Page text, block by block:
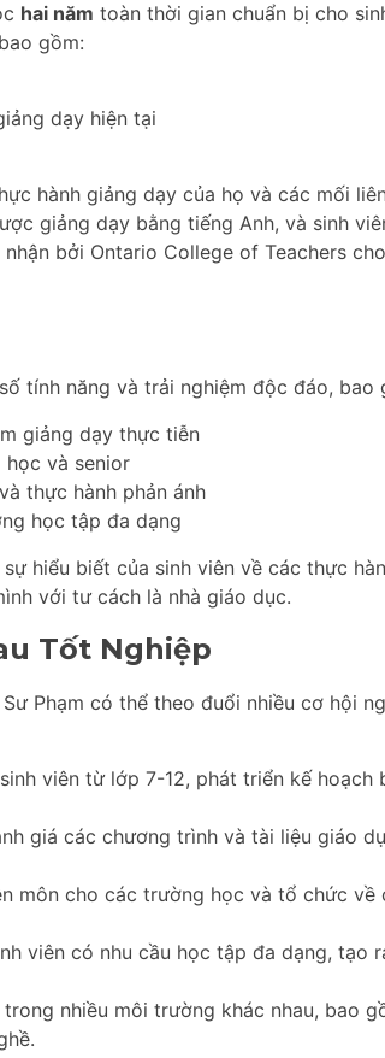
hai năm toàn thời gian chuẩn bị cho
gồm:
dạy hiện tại
hành giảng dạy của họ và các mối
giảng dạy bằng tiếng Anh, và sinh
bởi Ontario College of Teachers
tính năng và trải nghiệm độc đáo, bao
giảng dạy thực tiễn
và senior
thực hành phản ánh
học tập đa dạng
hiểu biết của sinh viên về các thực
với tư cách là nhà giáo dục.
Tốt Nghiệp
Phạm có thể theo đuổi nhiều cơ hội
viên từ lớp 7-12, phát triển kế hoạch
giá các chương trình và tài liệu giáo
môn cho các trường học và tổ chức về
viên có nhu cầu học tập đa dạng, tạo
nhiều môi trường khác nhau, bao